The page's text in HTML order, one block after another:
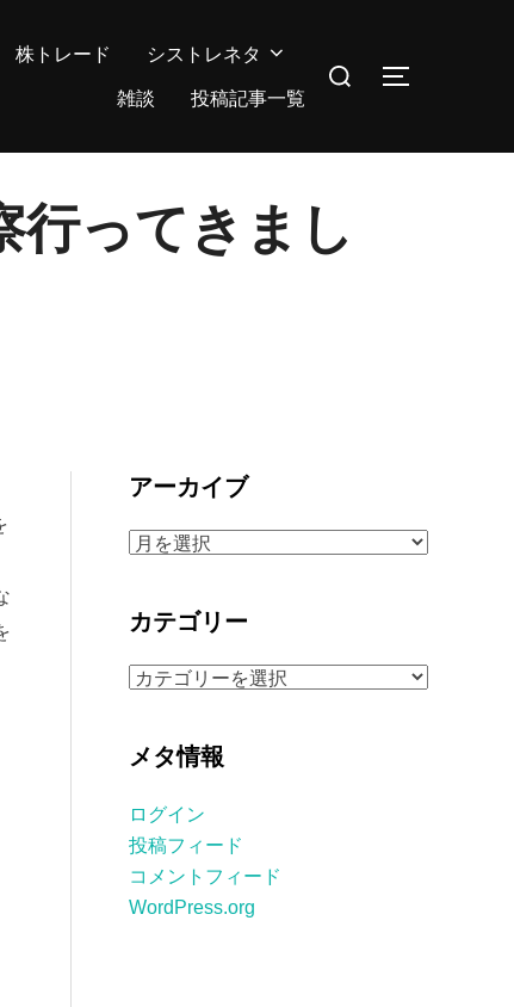
株トレード
シストレネタ
雑談
投稿記事一覧
検
サイドバー
行ってきまし
アーカイブ
ア
イ
ブ
カテゴリー
カ
リ
メタ情報
ログイン
投稿フィード
コメントフィード
WordPress.org